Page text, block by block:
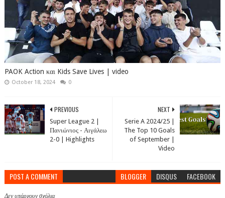
PAOK Action και Kids Save Lives | video
October 18, 2024 0
NEXT
Serie A 2024/25 |
The Top 10 Goals
of September |
Video
PREVIOUS
Super League 2 |
Πανιώνιος - Αιγάλεω
2-0 | Highlights
POST A COMMENT BLOGGER DISQUS FACEBOOK
Δεν υπάρχουν σχόλια